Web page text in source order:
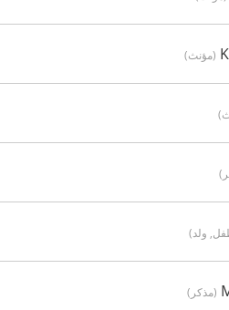
(مؤنث)
ولد)
(مذكر)